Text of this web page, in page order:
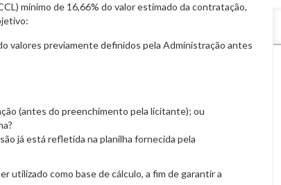
mínimo de 16,66% do valor estimado da contratação,
valores previamente definidos pela Administração antes
(antes do preenchimento pela licitante); ou
já está refletida na planilha fornecida pela
utilizado como base de cálculo, a fim de garantir a